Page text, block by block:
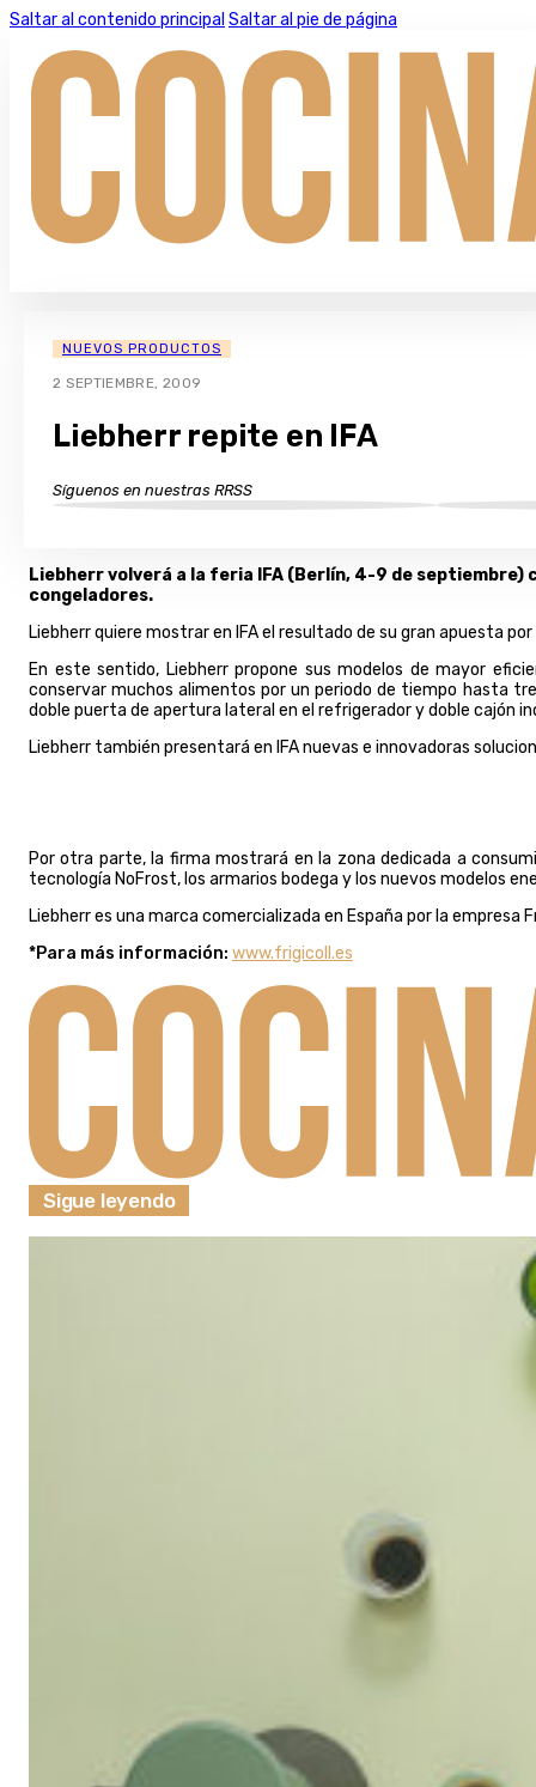
Saltar al contenido principal Saltar al pie de página
NUEVOS PRODUCTOS
2 SEPTIEMBRE, 2009
Liebherr repite en IFA
Síguenos en nuestras RRSS
Liebherr volverá a la feria IFA (Berlín, 4-9 de
congeladores.
Liebherr quiere mostrar en IFA el resultado de su gran apuesta
En este sentido, Liebherr propone sus modelos de mayor
conservar muchos alimentos por un periodo de tiempo hasta
doble puerta de apertura lateral en el refrigerador y doble cajón
Liebherr también presentará en IFA nuevas e innovadoras
Por otra parte, la firma mostrará en la zona dedicada a
tecnología NoFrost, los armarios bodega y los nuevos modelos
Liebherr es una marca comercializada en España por la empresa
*Para más información: www.frigicoll.es
Sigue leyendo